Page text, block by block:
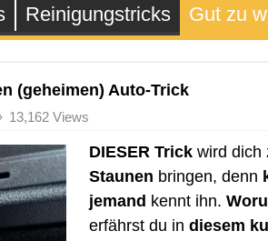
Reinigungstricks Gut zu
(geheimen) Auto-Trick
13,162 Views
DIESER Trickwird dich
Staunen bringen, denn
jemand kennt ihn.
erfährst du in diesem